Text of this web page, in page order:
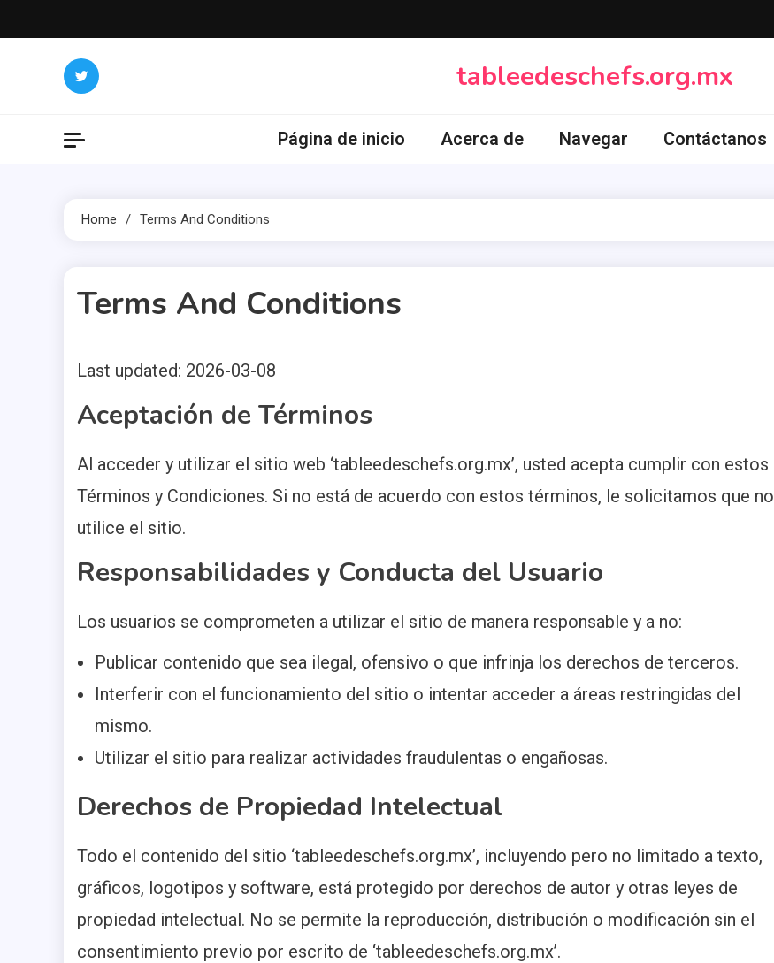
to
tableedeschefs.org.mx
Página de inicio Acerca de Navegar Contáctanos
Home Terms And Conditions
Terms And Conditions
2 MINS READ
Last updated: 2026-03-08
Aceptación de Términos
Al acceder y utilizar el sitio web ‘tableedeschefs.org.mx’, usted acepta cumplir con estos
Términos y Condiciones. Si no está de acuerdo con estos términos, le solicitamos que no
utilice el sitio.
Responsabilidades y Conducta del Usuario
Los usuarios se comprometen a utilizar el sitio de manera responsable y a no:
Publicar contenido que sea ilegal, ofensivo o que infrinja los derechos de terceros.
Interferir con el funcionamiento del sitio o intentar acceder a áreas restringidas del
mismo.
Utilizar el sitio para realizar actividades fraudulentas o engañosas.
Derechos de Propiedad Intelectual
Todo el contenido del sitio ‘tableedeschefs.org.mx’, incluyendo pero no limitado a texto,
gráficos, logotipos y software, está protegido por derechos de autor y otras leyes de
propiedad intelectual. No se permite la reproducción, distribución o modificación sin el
consentimiento previo por escrito de ‘tableedeschefs.org.mx’.